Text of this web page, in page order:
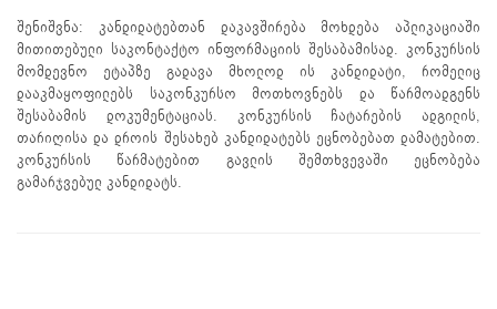
შენიშვნა: კანდიდატებთან დაკავშირება მოხდება აპლიკაციაში
მითითებული საკონტაქტო ინფორმაციის შესაბამისად. კონკურსის
მომდევნო ეტაპზე გადავა მხოლოდ ის კანდიდატი, რომელიც
დააკმაყოფილებს საკონკურსო მოთხოვნებს და წარმოადგენს
შესაბამის დოკუმენტაციას. კონკურსის ჩატარების ადგილის,
თარიღისა და დროის შესახებ კანდიდატებს ეცნობებათ დამატებით.
კონკურსის წარმატებით გავლის შემთხვევაში ეცნობება
გამარჯვებულ კანდიდატს.